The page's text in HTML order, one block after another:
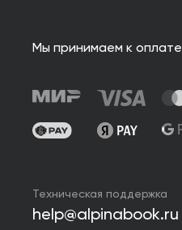
Мы принимаем к оплате
Техническая поддержка
help@alpinabook.ru